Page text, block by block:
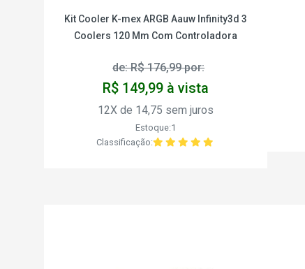
Kit Cooler K-mex ARGB Aauw Infinity3d 3
Coolers 120 Mm Com Controladora
de: R$ 176,99 por:
R$ 149,99 à vista
12X de 14,75 sem juros
Estoque:1
Classificação: